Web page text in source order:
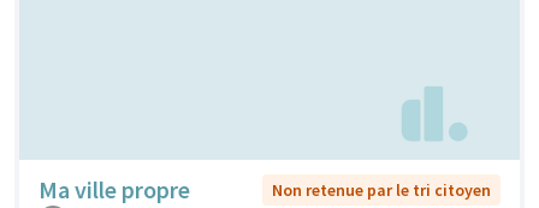
Ma ville propre
Non retenue par le tri citoyen